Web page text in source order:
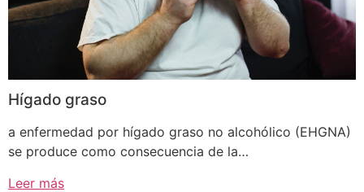
Hígado graso
a enfermedad por hígado graso no alcohólico (EHGNA)
se produce como consecuencia de la…
Leer más